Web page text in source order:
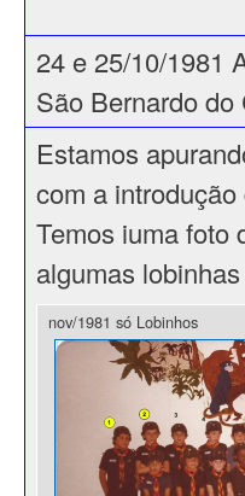
24 e 25/10/1981
São Bernardo
Estamos
com a
Temos iuma foto
algumas
nov/1981 só Lobinhos